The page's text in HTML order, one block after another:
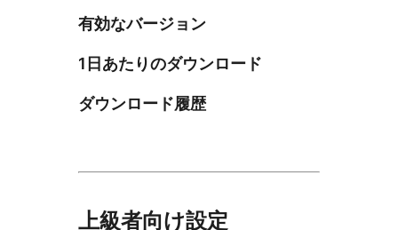
有効なバージョン
1日あたりのダウンロード
ダウンロード履歴
上級者向け設定